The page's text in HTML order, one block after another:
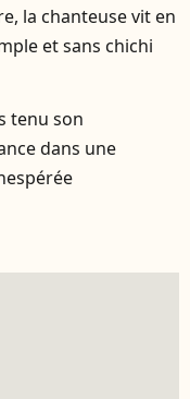
la chanteuse vit en
et sans chichi
tenu son
dans une